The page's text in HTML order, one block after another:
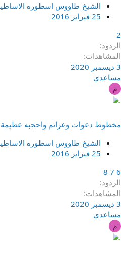
الشيخ طاووس اسطوره
25 فبراير 2016
2
الردود
المشاهدات
3 ديسمبر 2020
مساعدي
م
مخطوط دعوات وعزائم واحجبه عظيمة
الشيخ طاووس اسطوره
25 فبراير 2016
6
7
8
الردود
المشاهدات
3 ديسمبر 2020
مساعدي
م